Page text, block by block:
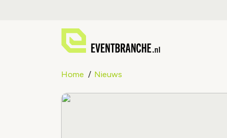
Home Nieuws